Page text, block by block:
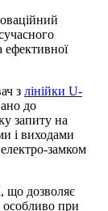
ефективної
з лінійки U-
до
запиту на
і виходами
замком
що дозволяє
особливо при